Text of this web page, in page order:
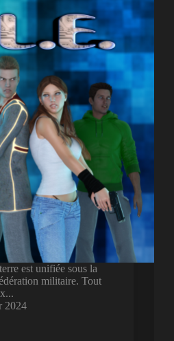
est unifiée sous la
militaire. Tout
2024